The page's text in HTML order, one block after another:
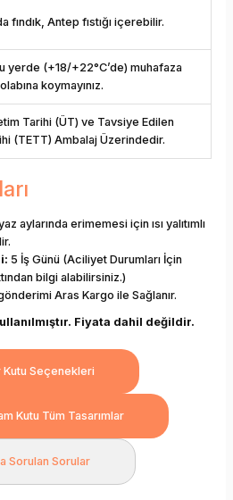
fındık, Antep fıstığı içerebilir.
yerde (+18/+22°C’de) muhafaza
koymayınız.
Tarihi (ÜT) ve Tavsiye Edilen
(TETT) Ambalaj Üzerindedir.
aylarında erimemesi için ısı yalıtımlı
5 İş Günü (Aciliyet Durumları İçin
bilgi alabilirsiniz.)
Aras Kargo ile Sağlanır.
Fiyata dahil değildir.
Kutu Seçenekleri
Kutu Tüm Tasarımlar
Sorulan Sorular